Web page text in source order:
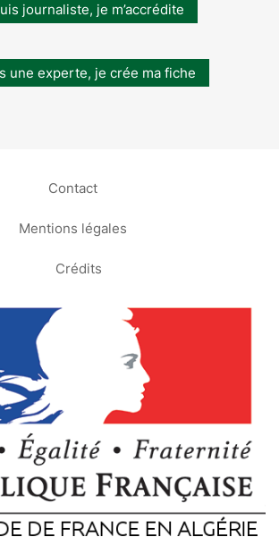
journaliste, je m’accrédite
une experte, je crée ma fiche
Contact
Mentions légales
Crédits